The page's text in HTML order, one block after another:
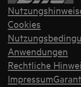
Cookies
Anwendungen
Rechtliche
Impressum